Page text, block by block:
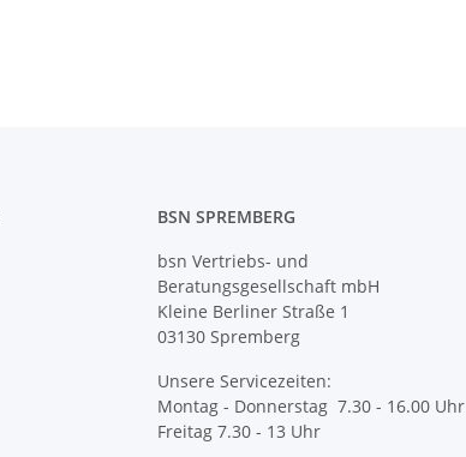
BSN SPREMBERG
bsn Vertriebs- und
Beratungsgesellschaft mbH
Kleine Berliner Straße 1
03130 Spremberg
Unsere Servicezeiten:
Montag - Donnerstag 7.30 - 16.00 Uhr
Freitag 7.30 - 13 Uhr